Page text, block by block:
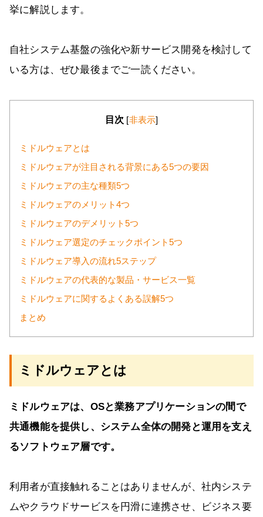
挙に解説します。
自社システム基盤の強化や新サービス開発を検討して
いる方は、ぜひ最後までご一読ください。
目次 [非表示]
ミドルウェアとは
ミドルウェアが注目される背景にある5つの要因
ミドルウェアの主な種類5つ
ミドルウェアのメリット4つ
ミドルウェアのデメリット5つ
ミドルウェア選定のチェックポイント5つ
ミドルウェア導入の流れ5ステップ
ミドルウェアの代表的な製品・サービス一覧
ミドルウェアに関するよくある誤解5つ
まとめ
ミドルウェアとは
ミドルウェアは、OSと業務アプリケーションの間で
共通機能を提供し、システム全体の開発と運用を支え
るソフトウェア層です。
利用者が直接触れることはありませんが、社内システ
ムやクラウドサービスを円滑に連携させ、ビジネス要